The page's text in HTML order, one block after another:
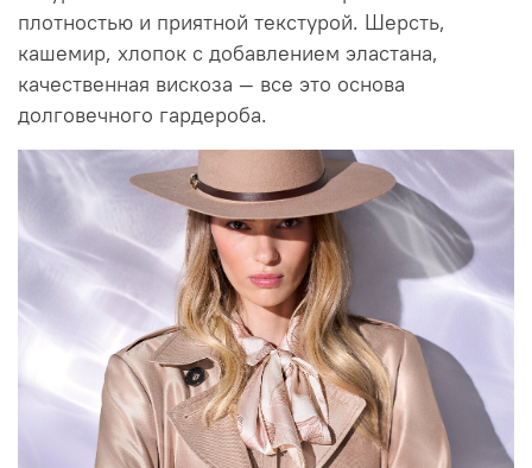
плотностью и приятной текстурой. Шерсть,
кашемир, хлопок с добавлением эластана,
качественная вискоза — все это основа
долговечного гардероба.